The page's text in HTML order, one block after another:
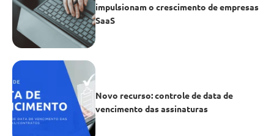
impulsionam o crescimento de empresas
SaaS
Novo recurso: controle de data de
vencimento das assinaturas